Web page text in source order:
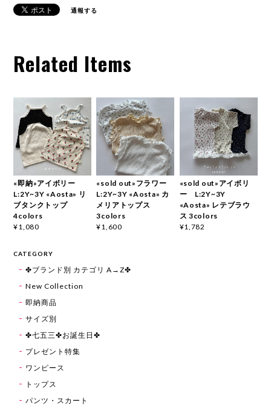
通報する
Related Items
«即納»アイボリー
L:2Y~3Y «Aosta» リ
ブタンクトップ
4colors
¥1,080
«sold out»フラワー
L:2Y~3Y «Aosta» カ
メリアトップス
3colors
¥1,600
«sold out»アイボリ
ー L:2Y~3Y
«Aosta» レテブラウ
ス 3colors
¥1,782
CATEGORY
✤ブランド別 カテゴリ A→Z✤
New Collection
即納商品
サイズ別
✤七五三✤お誕生日✤
プレゼント特集
ワンピース
トップス
パンツ・スカート